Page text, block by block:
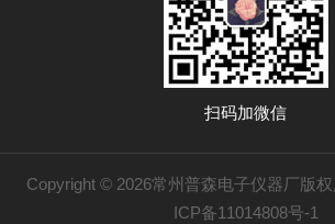
扫码加微信
Copyright © 2026常州普森电子仪器厂版
ICP备11014808号-1